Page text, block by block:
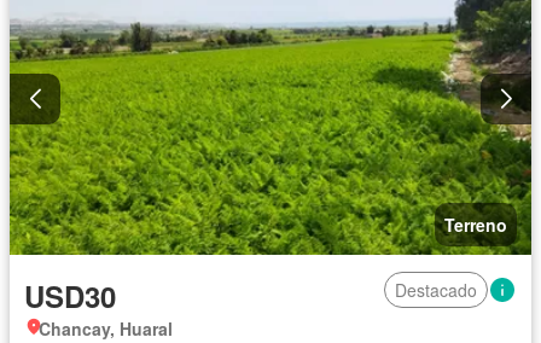
Terreno
USD30
Destacado
Chancay, Huaral